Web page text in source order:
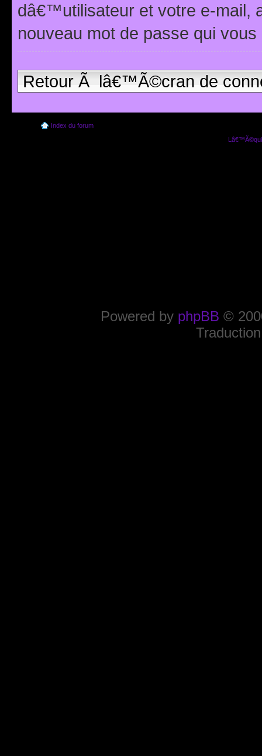
dâ€™utilisateur et votre e-mail,
nouveau mot de passe qui
Retour Ã lâ€™Ã©cran de
Index du forum
Powered by phpBB ©